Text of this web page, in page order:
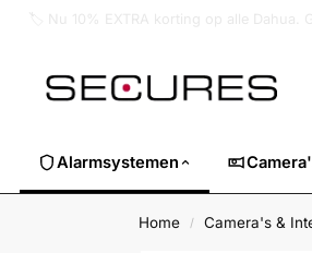
Alarmsystemen
Home / Camera's &